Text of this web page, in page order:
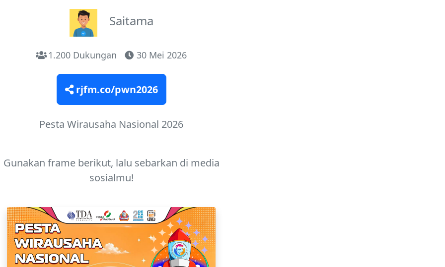
Saitama
1.200 Dukungan 30 Mei 2026
rjfm.co/pwn2026
Pesta Wirausaha Nasional 2026
Gunakan frame berikut, lalu sebarkan di media
sosialmu!